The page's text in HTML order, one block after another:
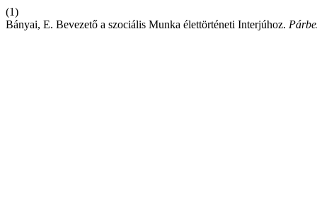
(1)
Bányai, E. Bevezető a szociális Munka élettörténeti Interjúhoz.